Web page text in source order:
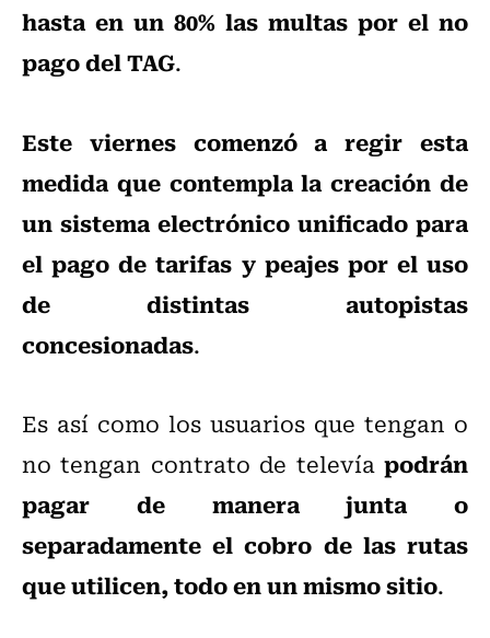
hasta en un 80% las multas por el no
pago del TAG.
Este viernes comenzó a regir esta
medida que contempla la creación de
un sistema electrónico unificado para
el pago de tarifas y peajes por el uso
de distintas autopistas
concesionadas.
Es así como los usuarios que tengan o
no tengan contrato de televía podrán
pagar de manera junta o
separadamente el cobro de las rutas
que utilicen, todo en un mismo sitio.